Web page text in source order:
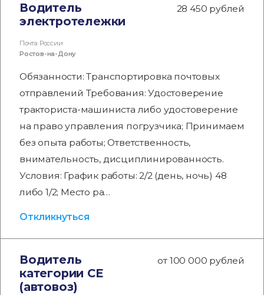
Водитель
электротележки
28 450 рублей
Почта России
Ростов-на-Дону
Обязанности: Транспортировка почтовых
отправлений Требования: Удостоверение
тракториста-машиниста либо удостоверение
на право управления погрузчика; Принимаем
без опыта работы; Ответственность,
внимательность, дисциплинированность.
Условия: График работы: 2/2 (день, ночь) 48
либо 1/2; Место ра…
Откликнуться
Водитель
категории СЕ
(автовоз)
от 100 000 рублей